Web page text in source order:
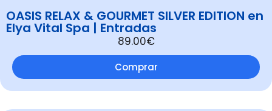
OASIS RELAX & GOURMET SILVER EDITION en
Elya Vital Spa | Entradas
89.00€
Comprar